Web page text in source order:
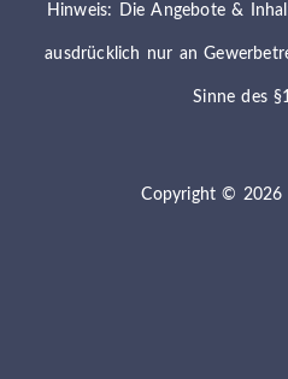
Hinweis: Die Angebote &
ausdrücklich nur an
Sinne des
Copyright ©